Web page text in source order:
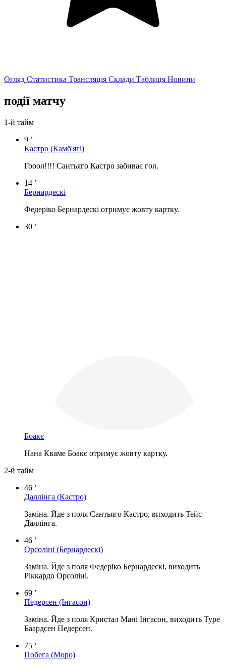
Огляд Статистика Трансляція Склади Таблиця Новини
події матчу
1-й тайм
9 ’
Кастро (Камб'ягі)
Гооол!!!! Сантьяго Кастро забиває гол.
14 ’
Бернардескі
Федеріко Бернардескі отримує жовту картку.
30 ’
Боакє
Нана Кваме Боакє отримує жовту картку.
2-й тайм
46 ’
Даллінга (Кастро)
Заміна. Йде з поля Сантьяго Кастро, виходить Тейс
Даллінга.
46 ’
Орсоліні (Бернардескі)
Заміна. Йде з поля Федеріко Бернардескі, виходить
Ріккардо Орсоліні.
69 ’
Педерсен (Інгасон)
Заміна. Йде з поля Кристал Мані Інгасон, виходить Туре
Баардсен Педерсен.
75 ’
Побега (Моро)